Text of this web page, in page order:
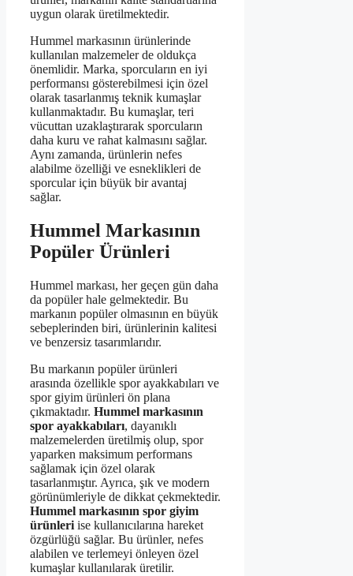
uygun olarak üretilmektedir.
Hummel markasının ürünlerinde
kullanılan malzemeler de oldukça
önemlidir. Marka, sporcuların en iyi
performansı gösterebilmesi için özel
olarak tasarlanmış teknik kumaşlar
kullanmaktadır. Bu kumaşlar, teri
vücuttan uzaklaştırarak sporcuların
daha kuru ve rahat kalmasını sağlar.
Aynı zamanda, ürünlerin nefes
alabilme özelliği ve esneklikleri de
sporcular için büyük bir avantaj
sağlar.
Hummel Markasının
Popüler Ürünleri
Hummel markası, her geçen gün daha
da popüler hale gelmektedir. Bu
markanın popüler olmasının en büyük
sebeplerinden biri, ürünlerinin kalitesi
ve benzersiz tasarımlarıdır.
Bu markanın popüler ürünleri
arasında özellikle spor ayakkabıları ve
spor giyim ürünleri ön plana
çıkmaktadır. Hummel markasının
spor ayakkabıları, dayanıklı
malzemelerden üretilmiş olup, spor
yaparken maksimum performans
sağlamak için özel olarak
tasarlanmıştır. Ayrıca, şık ve modern
görünümleriyle de dikkat çekmektedir.
Hummel markasının spor giyim
ürünleri ise kullanıcılarına hareket
özgürlüğü sağlar. Bu ürünler, nefes
alabilen ve terlemeyi önleyen özel
kumaşlar kullanılarak üretilir.